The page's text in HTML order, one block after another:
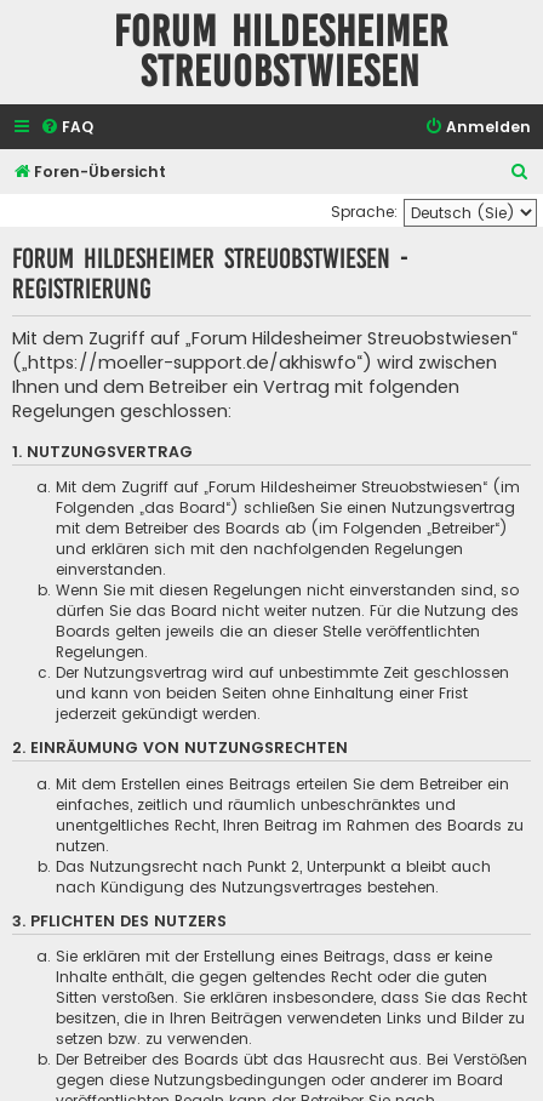
Forum Hildesheimer
Streuobstwiesen
FAQ Anmelden
Foren-Übersicht
u
c
Sprache:
Forum Hildesheimer Streuobstwiesen -
Registrierung
Mit dem Zugriff auf „Forum Hildesheimer Streuobstwiesen“
(„https://moeller-support.de/akhiswfo“) wird zwischen
Ihnen und dem Betreiber ein Vertrag mit folgenden
Regelungen geschlossen:
1. NUTZUNGSVERTRAG
Mit dem Zugriff auf „Forum Hildesheimer Streuobstwiesen“ (im
Folgenden „das Board“) schließen Sie einen Nutzungsvertrag
mit dem Betreiber des Boards ab (im Folgenden „Betreiber“)
und erklären sich mit den nachfolgenden Regelungen
einverstanden.
Wenn Sie mit diesen Regelungen nicht einverstanden sind, so
dürfen Sie das Board nicht weiter nutzen. Für die Nutzung des
Boards gelten jeweils die an dieser Stelle veröffentlichten
Regelungen.
Der Nutzungsvertrag wird auf unbestimmte Zeit geschlossen
und kann von beiden Seiten ohne Einhaltung einer Frist
jederzeit gekündigt werden.
2. EINRÄUMUNG VON NUTZUNGSRECHTEN
Mit dem Erstellen eines Beitrags erteilen Sie dem Betreiber ein
einfaches, zeitlich und räumlich unbeschränktes und
unentgeltliches Recht, Ihren Beitrag im Rahmen des Boards zu
nutzen.
Das Nutzungsrecht nach Punkt 2, Unterpunkt a bleibt auch
nach Kündigung des Nutzungsvertrages bestehen.
3. PFLICHTEN DES NUTZERS
Sie erklären mit der Erstellung eines Beitrags, dass er keine
Inhalte enthält, die gegen geltendes Recht oder die guten
Sitten verstoßen. Sie erklären insbesondere, dass Sie das Recht
besitzen, die in Ihren Beiträgen verwendeten Links und Bilder zu
setzen bzw. zu verwenden.
Der Betreiber des Boards übt das Hausrecht aus. Bei Verstößen
gegen diese Nutzungsbedingungen oder anderer im Board